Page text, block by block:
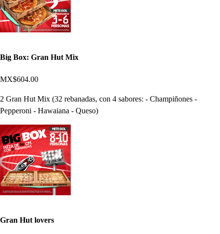
Big Box: Gran Hut Mix
MX$604.00
2 Gran Hut Mix (32 rebanadas, con 4 sabores: - Champiñones -
Pepperoni - Hawaiana - Queso)
Gran Hut lovers